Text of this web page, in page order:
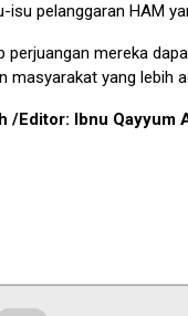
isu pelanggaran HAM
perjuangan mereka
masyarakat yang lebih
/Editor: Ibnu Qayyum